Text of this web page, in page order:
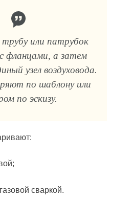
трубу или патрубок
фланцами, а затем
узел воздуховода.
по шаблону или
по эскизу.
сваркой.